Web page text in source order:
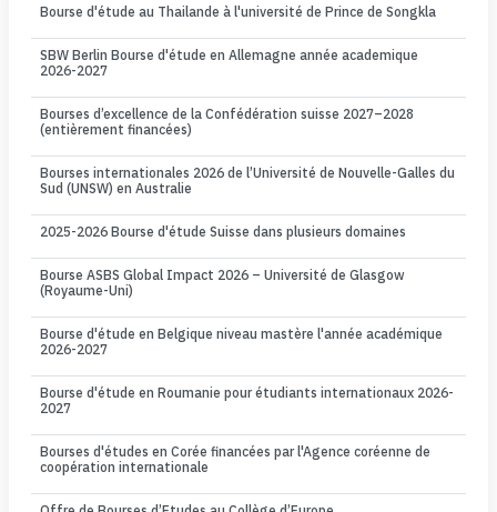
Bourse d'étude au Thailande à l'université de Prince de Songkla
SBW Berlin Bourse d'étude en Allemagne année academique
2026-2027
Bourses d’excellence de la Confédération suisse 2027–2028
(entièrement financées)
Bourses internationales 2026 de l’Université de Nouvelle-Galles du
Sud (UNSW) en Australie
2025-2026 Bourse d'étude Suisse dans plusieurs domaines
Bourse ASBS Global Impact 2026 – Université de Glasgow
(Royaume-Uni)
Bourse d'étude en Belgique niveau mastère l'année académique
2026-2027
Bourse d'étude en Roumanie pour étudiants internationaux 2026-
2027
Bourses d'études en Corée financées par l'Agence coréenne de
coopération internationale